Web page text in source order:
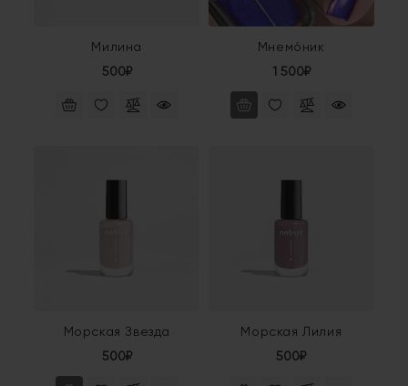
Милина
500₽
Мнемо́ник
1 500₽
Морская Звезда
500₽
Морская Лилия
500₽